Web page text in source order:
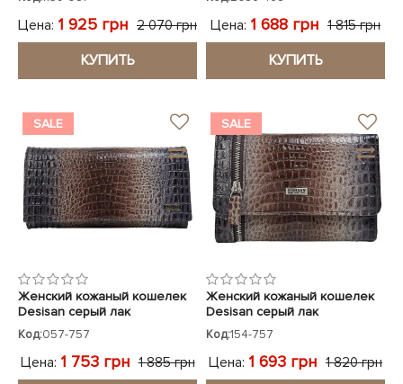
Цена: 1 925 грн 2 070 грн
КУПИТЬ
Цена: 1 688 грн 1 815 грн
КУПИТЬ
SALE
Женский кожаный кошелек
Desisan серый лак
Код:057-757
Цена: 1 753 грн 1 885 грн
SALE
Женский кожаный кошелек
Desisan серый лак
Код:154-757
Цена: 1 693 грн 1 820 грн